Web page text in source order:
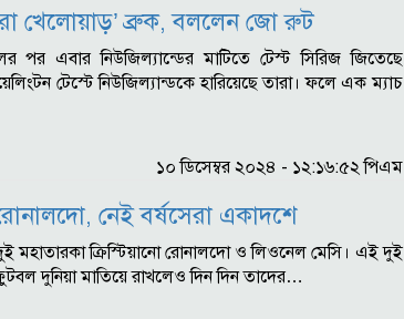
খেলোয়াড়’ ব্রুক, বললেন জো রুট
পর এবার নিউজিল্যান্ডের মাটিতে টেস্ট সিরিজ জিতেছে
টেস্টে নিউজিল্যান্ডকে হারিয়েছে তারা। ফলে এক ম্যাচ
১০ ডিসেম্বর ২০২৪ - ১২:১৬:৫২ পিএম
নেই বর্ষসেরা একাদশে
মহাতারকা ক্রিস্টিয়ানো রোনালদো ও লিওনেল মেসি। এই দুই
দুনিয়া মাতিয়ে রাখলেও দিন দিন তাদের…